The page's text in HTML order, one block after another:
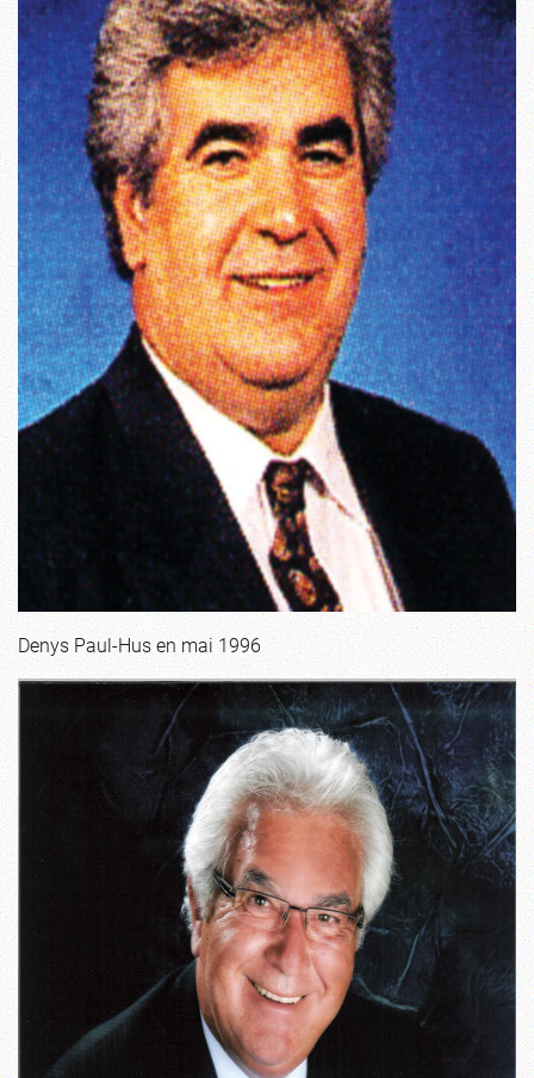
Denys Paul-Hus en mai 1996